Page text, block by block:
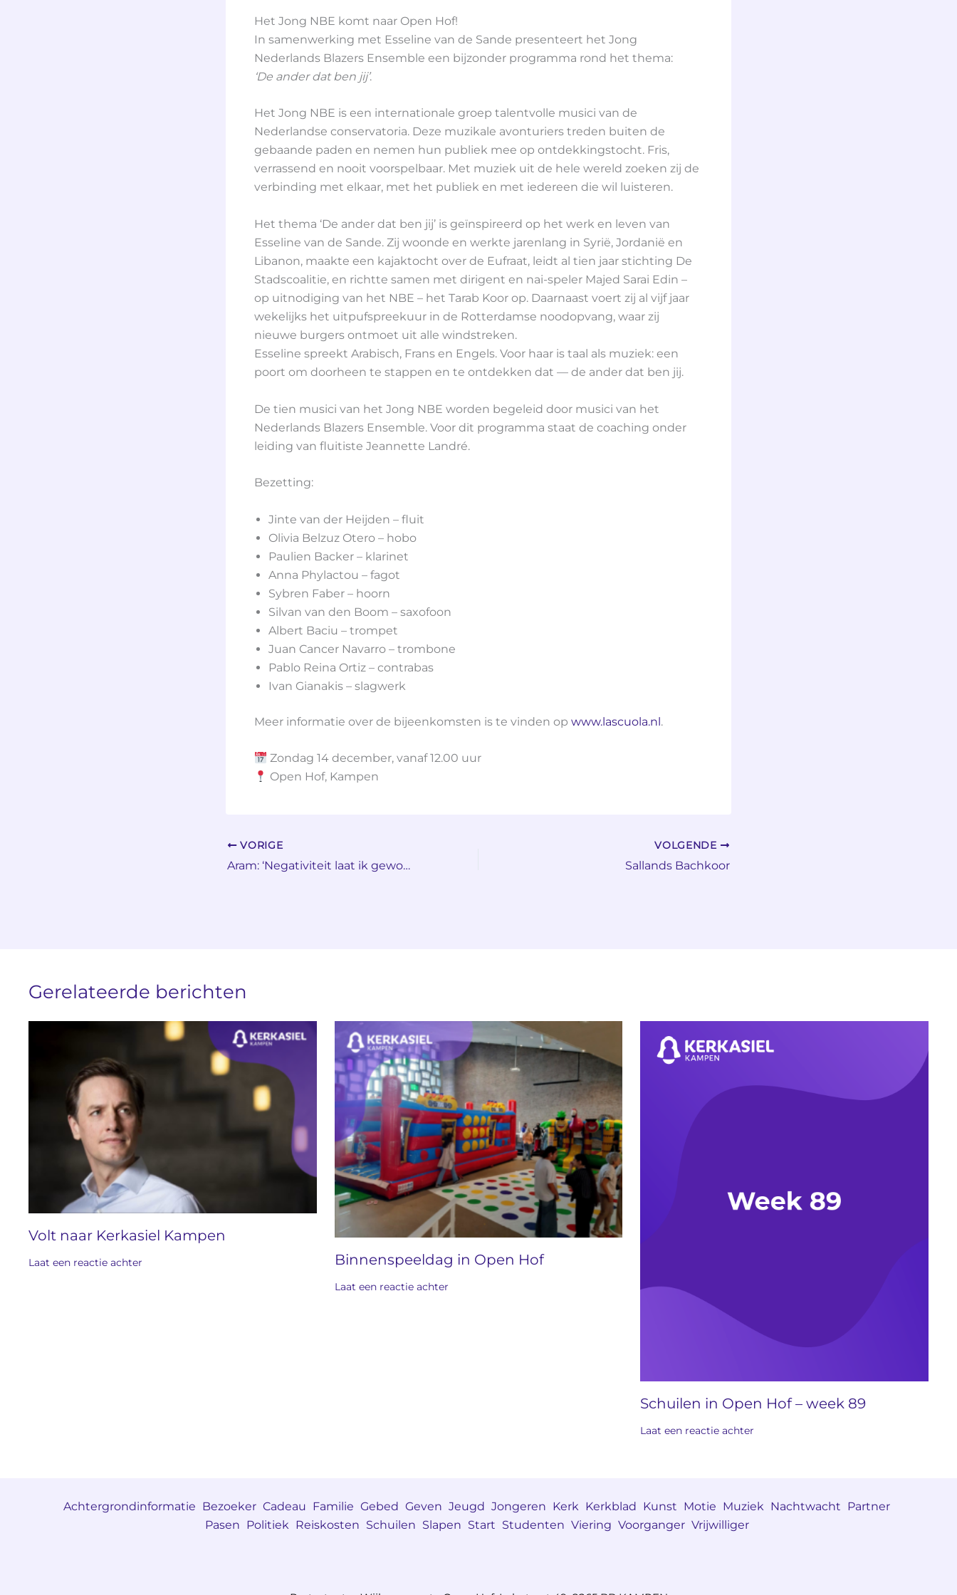
Het Jong NBE komt naar Open Hof!
In samenwerking met Esseline van de Sande presenteert het Jong
Nederlands Blazers Ensemble een bijzonder programma rond het thema:
‘De ander dat ben jij’.
Het Jong NBE is een internationale groep talentvolle musici van de
Nederlandse conservatoria. Deze muzikale avonturiers treden buiten de
gebaande paden en nemen hun publiek mee op ontdekkingstocht. Fris,
verrassend en nooit voorspelbaar. Met muziek uit de hele wereld zoeken zij de
verbinding met elkaar, met het publiek en met iedereen die wil luisteren.
Het thema ‘De ander dat ben jij’ is geïnspireerd op het werk en leven van
Esseline van de Sande. Zij woonde en werkte jarenlang in Syrië, Jordanië en
Libanon, maakte een kajaktocht over de Eufraat, leidt al tien jaar stichting De
Stadscoalitie, en richtte samen met dirigent en nai-speler Majed Sarai Edin –
op uitnodiging van het NBE – het Tarab Koor op. Daarnaast voert zij al vijf jaar
wekelijks het uitpufspreekuur in de Rotterdamse noodopvang, waar zij
nieuwe burgers ontmoet uit alle windstreken.
Esseline spreekt Arabisch, Frans en Engels. Voor haar is taal als muziek: een
poort om doorheen te stappen en te ontdekken dat — de ander dat ben jij.
De tien musici van het Jong NBE worden begeleid door musici van het
Nederlands Blazers Ensemble. Voor dit programma staat de coaching onder
leiding van fluitiste Jeannette Landré.
Bezetting:
Jinte van der Heijden – fluit
Olivia Belzuz Otero – hobo
Paulien Backer – klarinet
Anna Phylactou – fagot
Sybren Faber – hoorn
Silvan van den Boom – saxofoon
Albert Baciu – trompet
Juan Cancer Navarro – trombone
Pablo Reina Ortiz – contrabas
Ivan Gianakis – slagwerk
Meer informatie over de bijeenkomsten is te vinden op www.lascuola.nl.
Zondag 14 december, vanaf 12.00 uur
Open Hof, Kampen
VORIGE
Aram: ‘Negativiteit laat ik gewoon langs me heen gaan’
VOLGENDE
Sallands Bachkoor
Gerelateerde berichten
Volt naar Kerkasiel Kampen
Laat een reactie achter Binnenspeeldag in Open Hof
Laat een reactie achter
Schuilen in Open Hof – week 89
Laat een reactie achter
Achtergrondinformatie Bezoeker Cadeau Familie Gebed Geven Jeugd Jongeren Kerk Kerkblad Kunst Motie Muziek Nachtwacht Partner
Pasen Politiek Reiskosten Schuilen Slapen Start Studenten Viering Voorganger Vrijwilliger